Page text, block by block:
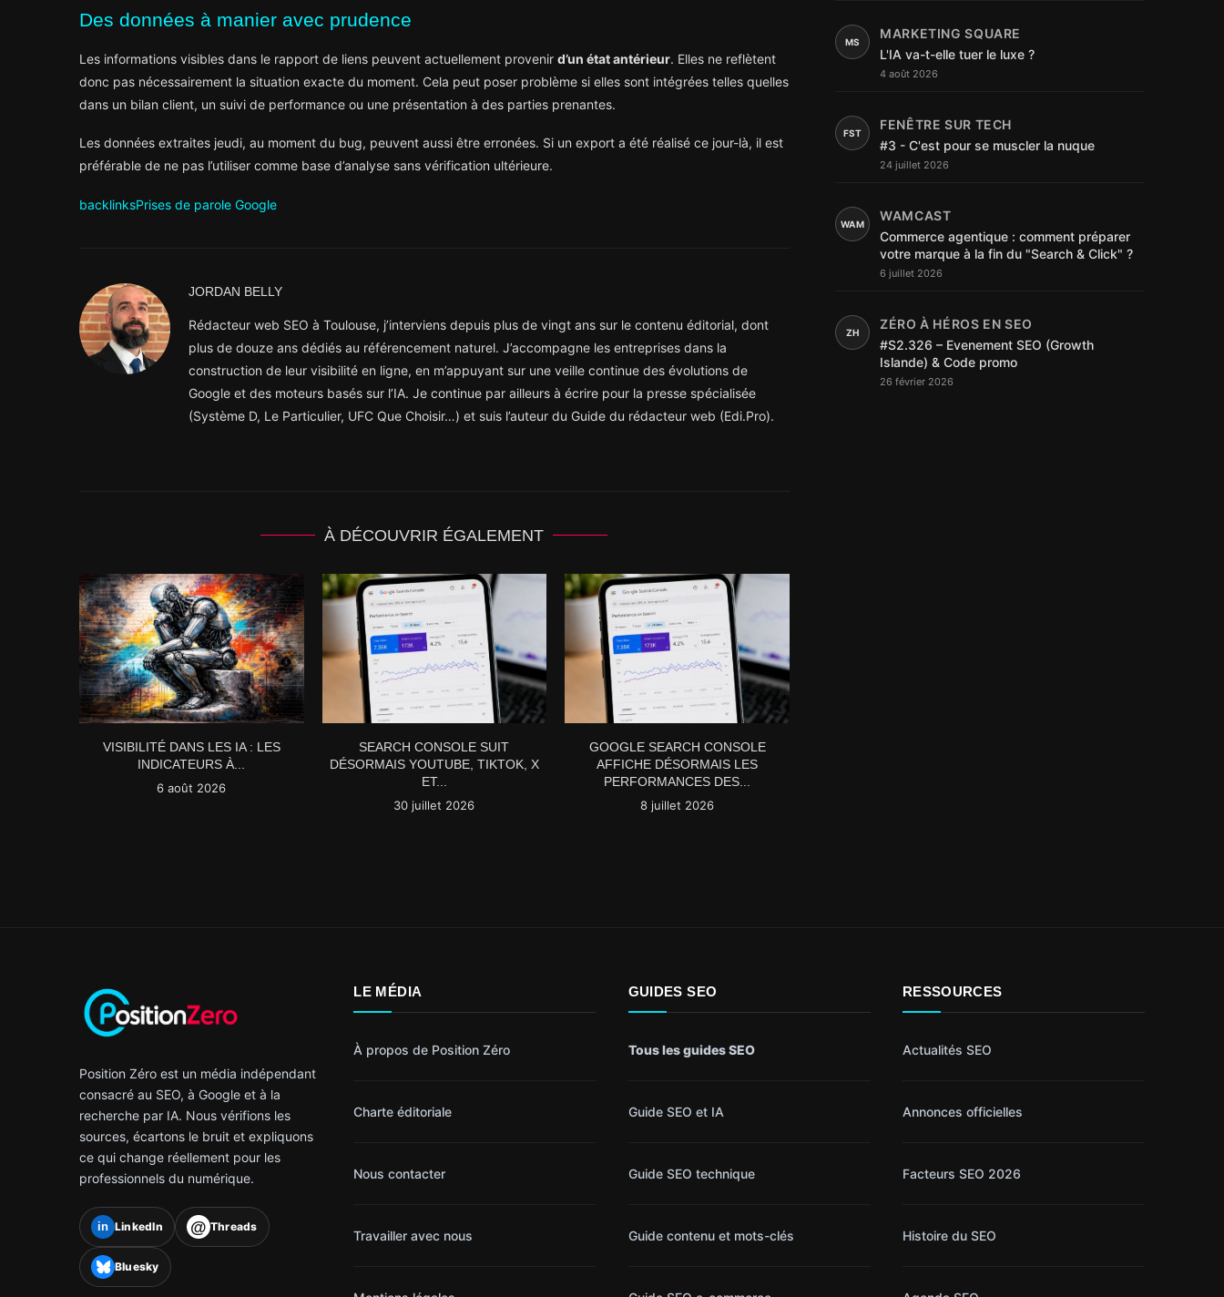
Des données à manier avec prudence
Les informations visibles dans le rapport de liens peuvent actuellement provenir d’un état antérieur. Elles ne reflètent
donc pas nécessairement la situation exacte du moment. Cela peut poser problème si elles sont intégrées telles quelles
dans un bilan client, un suivi de performance ou une présentation à des parties prenantes.
Les données extraites jeudi, au moment du bug, peuvent aussi être erronées. Si un export a été réalisé ce jour-là, il est
préférable de ne pas l’utiliser comme base d’analyse sans vérification ultérieure.
backlinksPrises de parole Google
JORDAN BELLY
Rédacteur web SEO à Toulouse, j’interviens depuis plus de vingt ans sur le contenu éditorial, dont
plus de douze ans dédiés au référencement naturel. J’accompagne les entreprises dans la
construction de leur visibilité en ligne, en m’appuyant sur une veille continue des évolutions de
Google et des moteurs basés sur l’IA. Je continue par ailleurs à écrire pour la presse spécialisée
(Système D, Le Particulier, UFC Que Choisir…) et suis l’auteur du Guide du rédacteur web (Edi.Pro).
À DÉCOUVRIR ÉGALEMENT
VISIBILITÉ DANS LES IA : LES
INDICATEURS À...
6 août 2026
SEARCH CONSOLE SUIT
DÉSORMAIS YOUTUBE, TIKTOK, X
ET...
30 juillet 2026
GOOGLE SEARCH CONSOLE
AFFICHE DÉSORMAIS LES
PERFORMANCES DES...
8 juillet 2026
MS
MARKETING SQUARE
L'IA va-t-elle tuer le luxe ?
4 août 2026
FST
FENÊTRE SUR TECH
#3 - C'est pour se muscler la nuque
24 juillet 2026
WAM
WAMCAST
Commerce agentique : comment préparer
votre marque à la fin du "Search & Click" ?
6 juillet 2026
ZH
ZÉRO À HÉROS EN SEO
#S2.326 – Evenement SEO (Growth
Islande) & Code promo
26 février 2026
Position Zéro est un média indépendant
consacré au SEO, à Google et à la
recherche par IA. Nous vérifions les
sources, écartons le bruit et expliquons
ce qui change réellement pour les
professionnels du numérique.
in LinkedIn @ Threads
Bluesky
LE MÉDIA
À propos de Position Zéro
Charte éditoriale
Nous contacter
Travailler avec nous
GUIDES SEO
Tous les guides SEO
Guide SEO et IA
Guide SEO technique
Guide contenu et mots-clés
RESSOURCES
Actualités SEO
Annonces officielles
Facteurs SEO 2026
Histoire du SEO